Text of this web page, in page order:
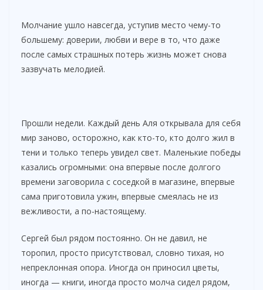
Молчание ушло навсегда, уступив место чему-то
большему: доверии, любви и вере в то, что даже
после самых страшных потерь жизнь может снова
зазвучать мелодией.
Прошли недели. Каждый день Аля открывала для себя
мир заново, осторожно, как кто-то, кто долго жил в
тени и только теперь увидел свет. Маленькие победы
казались огромными: она впервые после долгого
времени заговорила с соседкой в магазине, впервые
сама приготовила ужин, впервые смеялась не из
вежливости, а по-настоящему.
Сергей был рядом постоянно. Он не давил, не
торопил, просто присутствовал, словно тихая, но
непреклонная опора. Иногда он приносил цветы,
иногда — книги, иногда просто молча сидел рядом,